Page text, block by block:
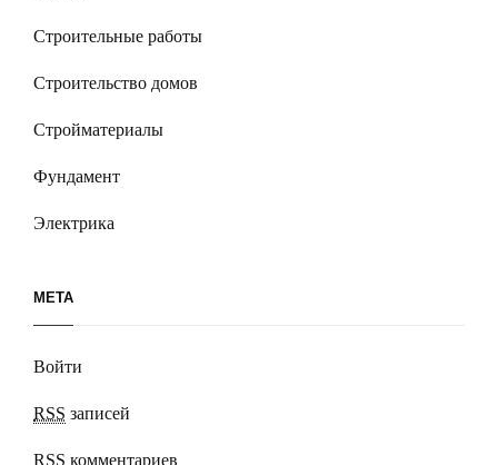
Строительные работы
Строительство домов
Стройматериалы
Фундамент
Электрика
МЕТА
Войти
RSS записей
RSS комментариев